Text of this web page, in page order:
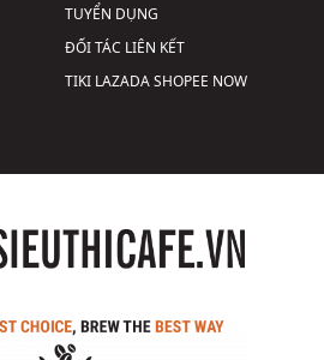
TUYỂN DỤNG
ĐỐI TÁC LIÊN KẾT
TIKI LAZADASHOPEE NOW